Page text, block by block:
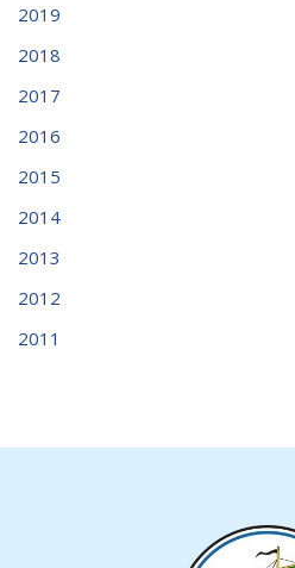
2019
2018
2017
2016
2015
2014
2013
2012
2011